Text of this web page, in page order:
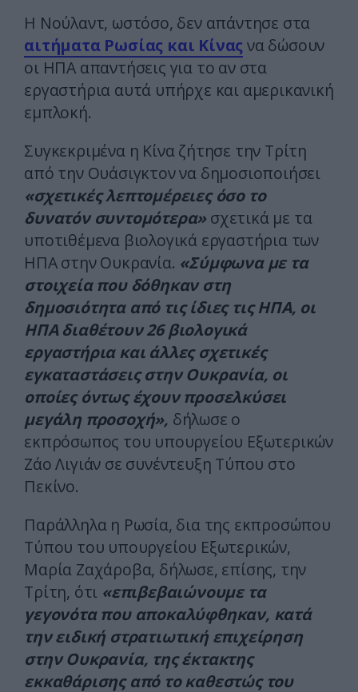
Η Νούλαντ, ωστόσο, δεν απάντησε στα
αιτήματα Ρωσίας και Κίνας να δώσουν
οι ΗΠΑ απαντήσεις για το αν στα
εργαστήρια αυτά υπήρχε και αμερικανική
εμπλοκή.
Συγκεκριμένα η Κίνα ζήτησε την Τρίτη
από την Ουάσιγκτον να δημοσιοποιήσει
«σχετικές λεπτομέρειες όσο το
δυνατόν συντομότερα»σχετικά με τα
υποτιθέμενα βιολογικά εργαστήρια των
ΗΠΑ στην Ουκρανία. «Σύμφωνα με τα
στοιχεία που δόθηκαν στη
δημοσιότητα από τις ίδιες τις ΗΠΑ, οι
ΗΠΑ διαθέτουν 26 βιολογικά
εργαστήρια και άλλες σχετικές
εγκαταστάσεις στην Ουκρανία, οι
οποίες όντως έχουν προσελκύσει
μεγάλη προσοχή», δήλωσε ο
εκπρόσωπος του υπουργείου Εξωτερικών
Ζάο Λιγιάν σε συνέντευξη Τύπου στο
Πεκίνο.
Παράλληλα η Ρωσία, δια της εκπροσώπου
Tύπου του υπουργείου Εξωτερικών,
Mαρία Ζαχάροβα, δήλωσε, επίσης, την
Τρίτη, ότι «επιβεβαιώνουμε τα
γεγονότα που αποκαλύφθηκαν, κατά
την ειδική στρατιωτική επιχείρηση
στην Ουκρανία, της έκτακτης
εκκαθάρισης από το καθεστώς του